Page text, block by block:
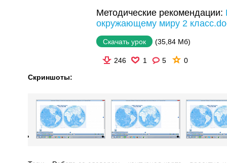
Методические рекомендации:
окружающему миру 2
Скачать урок (35,84 Мб)
246 1 5 0
Скриншоты: